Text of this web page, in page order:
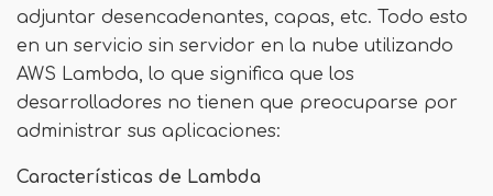
adjuntar desencadenantes, capas, etc. Todo esto
en un servicio sin servidor en la nube utilizando
AWS Lambda, lo que significa que los
desarrolladores no tienen que preocuparse por
administrar sus aplicaciones:
Características de Lambda